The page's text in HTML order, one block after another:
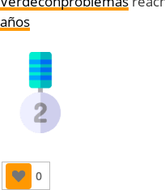
años
0